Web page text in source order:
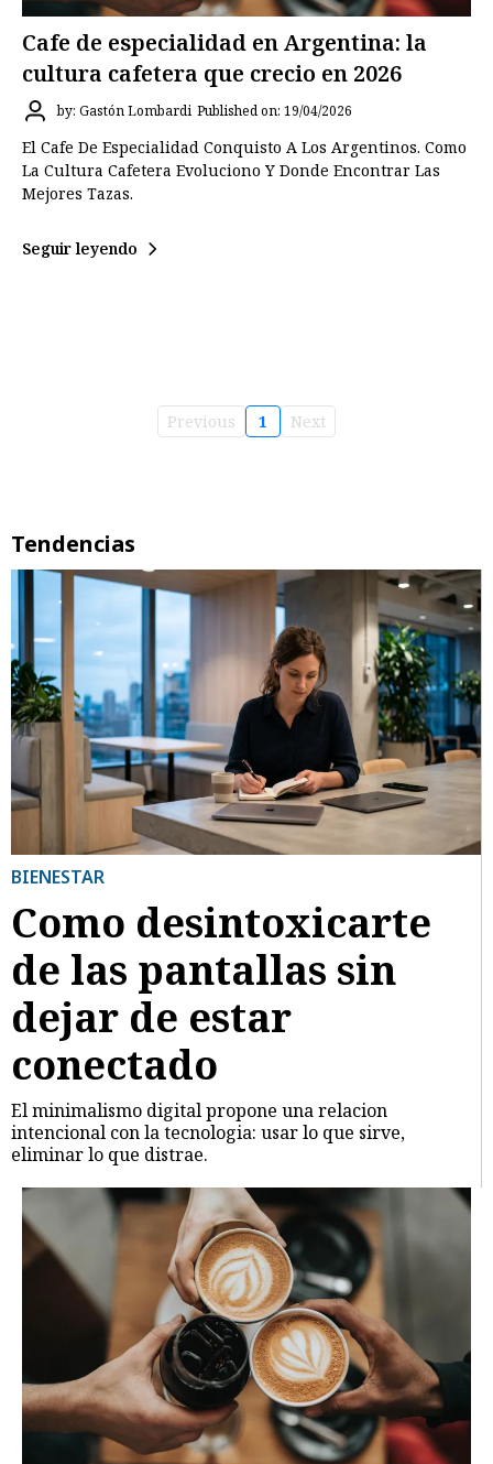
Cafe de especialidad en Argentina: la
cultura cafetera que crecio en 2026
by: Gastón Lombardi Published on: 19/04/2026
El Cafe De Especialidad Conquisto A Los Argentinos. Como
La Cultura Cafetera Evoluciono Y Donde Encontrar Las
Mejores Tazas.
Seguir leyendo
Previous 1 Next
Tendencias
BIENESTAR
Como desintoxicarte
de las pantallas sin
dejar de estar
conectado
El minimalismo digital propone una relacion
intencional con la tecnologia: usar lo que sirve,
eliminar lo que distrae.